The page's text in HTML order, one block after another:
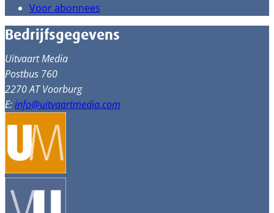
Voor abonnees
Bedrijfsgegevens
Uitvaart Media
Postbus 760
2270 AT Voorburg
E:info@uitvaartmedia.com